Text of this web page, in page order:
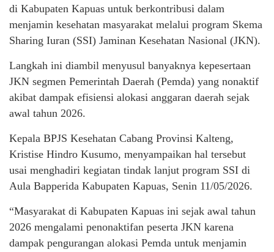
di Kabupaten Kapuas untuk berkontribusi dalam
menjamin kesehatan masyarakat melalui program Skema
Sharing Iuran (SSI) Jaminan Kesehatan Nasional (JKN).
Langkah ini diambil menyusul banyaknya kepesertaan
JKN segmen Pemerintah Daerah (Pemda) yang nonaktif
akibat dampak efisiensi alokasi anggaran daerah sejak
awal tahun 2026.
Kepala BPJS Kesehatan Cabang Provinsi Kalteng,
Kristise Hindro Kusumo, menyampaikan hal tersebut
usai menghadiri kegiatan tindak lanjut program SSI di
Aula Bapperida Kabupaten Kapuas, Senin 11/05/2026.
“Masyarakat di Kabupaten Kapuas ini sejak awal tahun
2026 mengalami penonaktifan peserta JKN karena
dampak pengurangan alokasi Pemda untuk menjamin